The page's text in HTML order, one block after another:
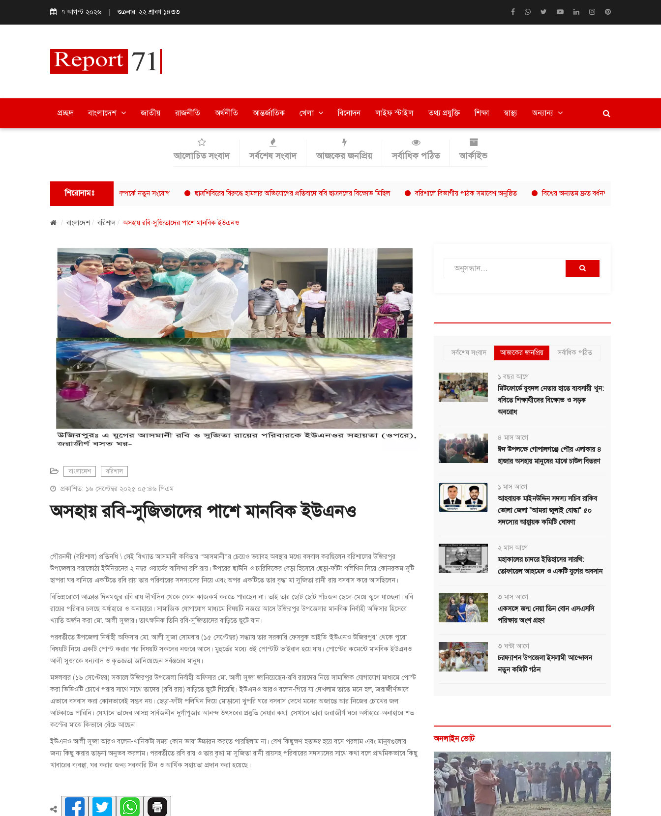
৭ আগস্ট ২০২৬ শুক্রবার, ২২ শ্রাবণ ১৪৩৩
প্রচ্ছদ বাংলাদেশ জাতীয় রাজনীতি অর্থনীতি আন্তর্জাতিক খেলা বিনোদন লাইফ স্টাইল তথ্য প্রযুক্তি শিক্ষা স্বাস্থ্য অন্যান্য
আলোচিত সংবাদ সর্বশেষ সংবাদ আজকের জনপ্রিয় সর্বাধিক পঠিত আর্কাইভ
শিরোনামঃ
বাংলাদেশ-থাইল্যান্ড অর্থনৈতিক সম্পর্কে নতুন সংযোগ ছাত্রশিবিরের বিরুদ্ধে হামলার অভিযোগের প্রতিবাদে ববি ছাত্রদলের বিক্ষোভ মিছিল বরিশালে বিভাগীয় পাঠক সমাবেশ অনুষ্ঠিত বিশ্বের অন্যতম দ্রুত বর্ধনশীল কফি চেইন এখন বাংলাদেশে
বাংলাদেশ বরিশাল অসহায় রবি-সুজিতাদের পাশে মানবিক ইউএনও
বাংলাদেশ বরিশাল
প্রকাশিত: ১৬ সেপ্টেম্বর ২০২৫ ০৫:৪৬ পিএম
অসহায় রবি-সুজিতাদের পাশে মানবিক ইউএনও
গৌরনদী (বরিশাল) প্রতিনধি \ সেই বিখ্যাত আসমানী কবিতার “আসমানী”র চেয়েও ভয়াবহ অবস্থার মধ্যে বসবাস করছিলেন বরিশালের উজিরপুর
উপজেলার বরাকোঠা ইউনিয়নের ২ নম্বর ওয়ার্ডের বাসিন্দা রবি রায়। উপরের ছাউনি ও চারিদিকের বেড়া হিসেবে ছেড়া-ফাঁটা পলিথিন দিয়ে কোনরকম দুটি
ছাপরা ঘর বানিয়ে একটিতে রবি রায় তার পরিবারের সদস্যদের নিয়ে এবং অপর একটিতে তার বৃদ্ধা মা সুজিতা রানী রায় বসবাস করে আসছিলেন।
বিভিন্নরোগে আক্রান্ত দিনমজুর রবি রায় দীর্ঘদিন থেকে কোন কাজকর্ম করতে পারছেন না। তাই তার ছোট ছোট পাঁচজন ছেলে-মেয়ে স্কুলে যাচ্ছেনা। রবি
রায়ের পরিবার চলছে অর্ধাহারে ও অনাহারে। সামাজিক যোগাযোগ মাধ্যমে বিষয়টি নজরে আসে উজিরপুর উপজেলার মানবিক নির্বাহী অফিসার হিসেবে
খ্যাতি অর্জন করা মো. আলী সুজার। তাৎক্ষনিক তিনি রবি-সুজিতাদের বাড়িতে ছুটে যান।
পরবর্তীতে উপজেলা নির্বাহী অফিসার মো. আলী সুজা সোমবার (১৫ সেপ্টেম্বর) সন্ধ্যায় তার সরকারি ফেসবুক আইডি ‘ইউএনও উজিরপুর’ থেকে পুরো
বিষয়টি নিয়ে একটি পোস্ট করার পর বিষয়টি সকলের নজরে আসে। মুহুর্তের মধ্যে ওই পোস্টটি ভাইরাল হয়ে যায়। পোস্টের কমেন্টে মানবিক ইউএনও
আলী সুজাকে ধন্যবাদ ও কৃতজ্ঞতা জানিয়েছেন সর্বস্তরের মানুষ।
মঙ্গলবার (১৬ সেপ্টেম্বর) সকালে উজিরপুর উপজেলা নির্বাহী অফিসার মো. আলী সুজা জানিয়েছেন-রবি রায়দের নিয়ে সামাজিক যোগাযোগ মাধ্যমে পোস্ট
করা ভিডিওটি চোখে পরার সাথে সাথে তাদের (রবি রায়) বাড়িতে ছুটে গিয়েছি। ইউএনও আরও বলেন-গিয়ে যা দেখলাম তাতে মনে হল, জরাজীর্ণভাবে
এভাবে বসবাস করা কোনভাবেই সম্ভব নয়। ছেড়া-ফাঁটা পলিথিন দিয়ে মোড়ানো খুপরি ঘরে বসবাস দেখে মনের অজান্তে আর নিজের চোখের জল
আটকাতে পারিনি। যেখানে তাদের আসন্ন সার্বজনীন দুর্গাপূজার আনন্দ উৎসবের প্রস্তুতি নেয়ার কথা, সেখানে তারা জরাজীর্ণ ঘরে অর্ধাহারে-অনাহারে শত
কস্টের মাঝে কিভাবে বেঁচে আছেন।
ইউএনও আলী সুজা আরও বলেন-খানিকটা সময় কোন ভাষা উচ্চারন করতে পারছিলাম না। বেশ কিছুক্ষণ হতভম্ব হয়ে বসে পরলাম এবং মানুষগুলোর
জন্য কিছু করার তাড়না অনুভব করলাম। পরবর্তীতে রবি রায় ও তার বৃদ্ধা মা সুজিতা রানী রায়সহ পরিবারের সদস্যদের সাথে কথা বলে প্রাথমিকভাবে কিছু
খাবারের ব্যবস্থা, ঘর করার জন্য সরকারি টিন ও আর্থিক সহায়তা প্রদান করা হয়েছে।
সর্বশেষ সংবাদ আজকের জনপ্রিয় সর্বাধিক পঠিত
১ বছর আগে
মিটফোর্ডে যুবদল নেতার হাতে ব্যবসায়ী খুন:
ববিতে শিক্ষার্থীদের বিক্ষোভ ও সড়ক
অবরোধ
৪ মাস আগে
ঈদ উপলক্ষে গোপালগঞ্জে পৌর এলাকার ৪
হাজার অসহায় মানুষের মাঝে চাউল বিতরণ
১ মাস আগে
আহবায়ক মাইনউদ্দিন সদস্য সচিব রাকিব
ভোলা জেলা "আমরা জুলাই যোদ্ধা" ৫০
সদস্যের আহ্বায়ক কমিটি ঘোষণা
২ মাস আগে
মহাকালের চাদরে ইতিহাসের সারথি:
তোফায়েল আহমেদ ও একটি যুগের অবসান
৩ মাস আগে
একসঙ্গে জন্ম নেয়া তিন বোন এসএসসি
পরিক্ষায় অংশ গ্রহণ
৩ ঘন্টা আগে
চরফ্যাশন উপজেলা ইসলামী আন্দোলন
নতুন কমিটি গঠন
অনলাইন ভোট